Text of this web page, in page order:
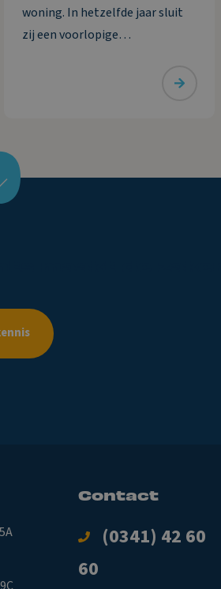
woning. In hetzelfde jaar sluit
zij een voorlopige
nieuwe woning. Deze wordt het
Contact
(0341) 42 60
60